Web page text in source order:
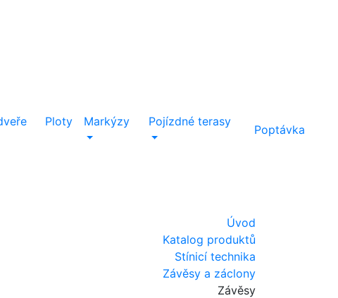
Ploty Markýzy Pojízdné terasy
Poptávka
Úvod
Katalog produktů
Stínicí technika
Závěsy a záclony
Závěsy